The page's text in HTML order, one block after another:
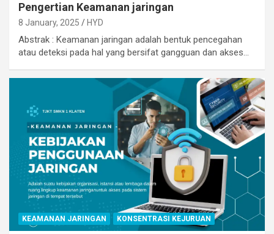
Pengertian Keamanan jaringan
8 January, 2025 HYD
Abstrak : Keamanan jaringan adalah bentuk pencegahan
atau deteksi pada hal yang bersifat gangguan dan akses…
KEAMANAN JARINGAN KONSENTRASI KEJURUAN